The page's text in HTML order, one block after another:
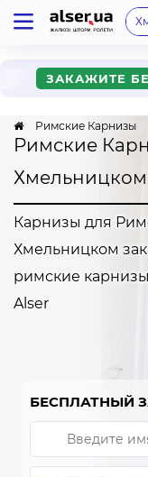
ЗАКАЖИТЕ
Римские Карнизы
Римские
Хмельницком
Карнизы для
Хмельницком
римские
Alser
БЕСПЛАТНЫЙ